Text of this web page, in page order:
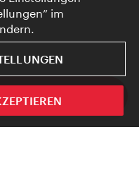
City Guide App
im